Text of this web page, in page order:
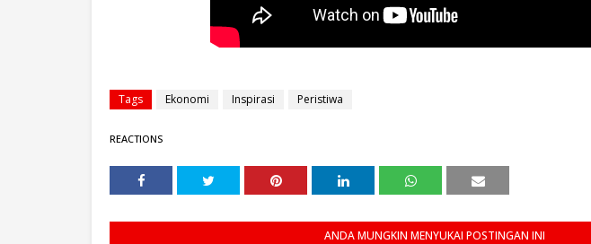
Tags Ekonomi Inspirasi Peristiwa
REACTIONS
ANDA MUNGKIN MENYUKAI POSTINGAN INI